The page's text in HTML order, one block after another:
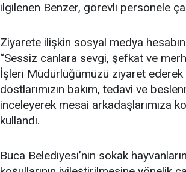
ilgilenen Benzer, görevli personele
Ziyarete ilişkin sosyal medya
“Sessiz canlara sevgi, şefkat ve
İşleri Müdürlüğümüzü ziyaret ederek
dostlarımızın bakım, tedavi ve
inceleyerek mesai arkadaşlarımıza
kullandı.
Buca Belediyesi’nin sokak